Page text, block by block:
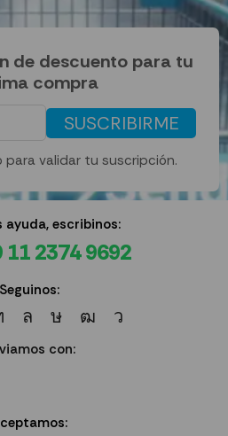
de descuento para tu
compra
SUSCRIBIRME
para validar tu suscripción.
ayuda, escribinos:
11 2374 9692
Seguinos:
con: